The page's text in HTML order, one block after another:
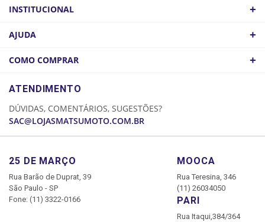
INSTITUCIONAL +
COMO CHEGAR
AJUDA +
COMO COMPRAR +
CADASTRE-SE
MINHA CONTA
MEUS PEDIDOS
ATENDIMENTO
DÚVIDAS, COMENTÁRIOS, SUGESTÕES?
SAC@LOJASMATSUMOTO.COM.BR
25 DE MARÇO
Rua Barão de Duprat, 39
São Paulo - SP
Fone: (11) 3322-0166
MOOCA
Rua Teresina, 346
(11) 26034050
PARI
Rua Itaqui,384/364